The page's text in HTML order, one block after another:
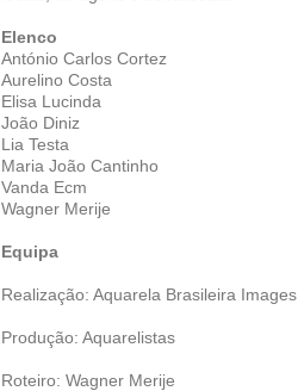
Elenco
António Carlos Cortez
Aurelino Costa
Elisa Lucinda
João Diniz
Lia Testa
Maria João Cantinho
Vanda Ecm
Wagner Merije
Equipa
Realização: Aquarela Brasileira Images
Produção: Aquarelistas
Roteiro: Wagner Merije